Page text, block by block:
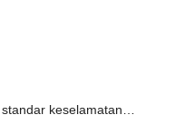
keselamatan…